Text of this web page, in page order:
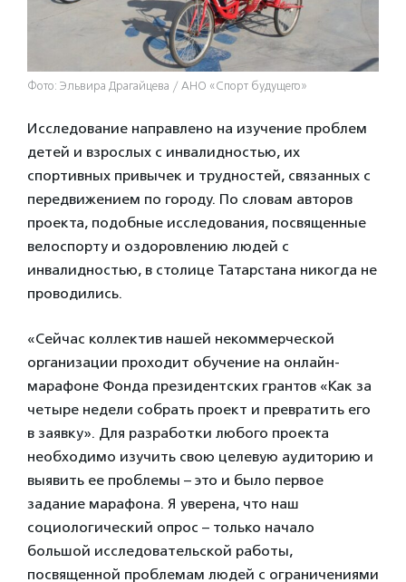
Фото: Эльвира Драгайцева / АНО «Спорт будущего»
Исследование направлено на изучение проблем
детей и взрослых с инвалидностью, их
спортивных привычек и трудностей, связанных с
передвижением по городу. По словам авторов
проекта, подобные исследования, посвященные
велоспорту и оздоровлению людей с
инвалидностью, в столице Татарстана никогда не
проводились.
«Сейчас коллектив нашей некоммерческой
организации проходит обучение на онлайн-
марафоне Фонда президентских грантов «Как за
четыре недели собрать проект и превратить его
в заявку». Для разработки любого проекта
необходимо изучить свою целевую аудиторию и
выявить ее проблемы – это и было первое
задание марафона. Я уверена, что наш
социологический опрос – только начало
большой исследовательской работы,
посвященной проблемам людей с ограничениями